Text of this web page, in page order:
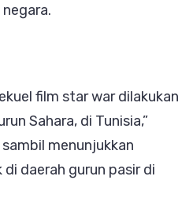
film star war dilakukan
Sahara, di Tunisia,”
menunjukkan
daerah gurun pasir di